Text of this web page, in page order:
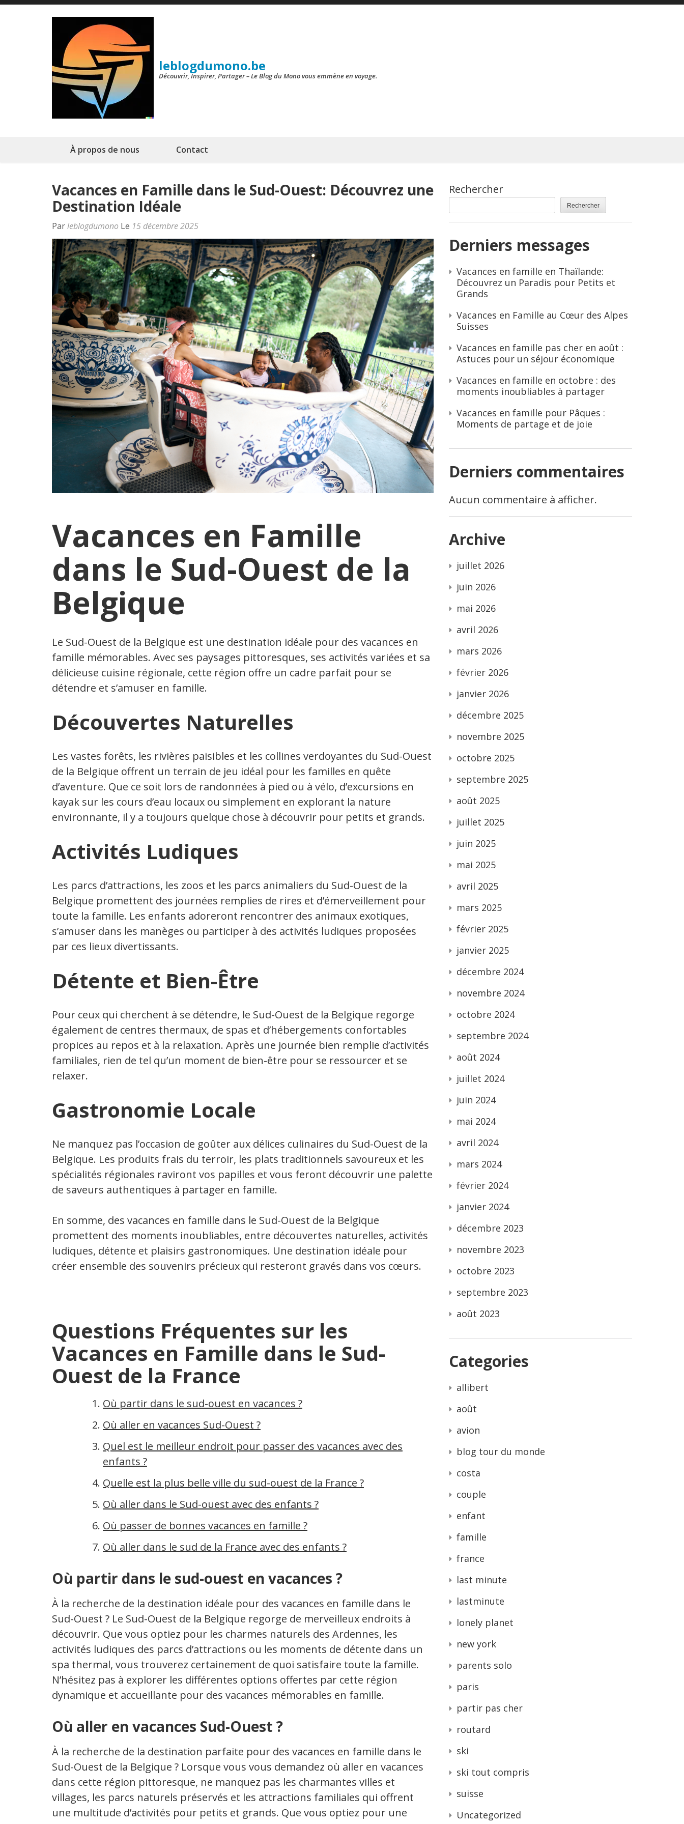
Aller
leblogdumono.be
Découvrir, Inspirer, Partager – Le Blog du Mono vous emmène en voyage.
À propos de nous Contact
Vacances en Famille dans le Sud-Ouest: Découvrez une
Destination Idéale
Parleblogdumono Le 15 décembre 2025
Vacances en Famille
dans le Sud-Ouest de la
Belgique
Le Sud-Ouest de la Belgique est une destination idéale pour des vacances en
famille mémorables. Avec ses paysages pittoresques, ses activités variées et sa
délicieuse cuisine régionale, cette région offre un cadre parfait pour se
détendre et s’amuser en famille.
Découvertes Naturelles
Les vastes forêts, les rivières paisibles et les collines verdoyantes du Sud-Ouest
de la Belgique offrent un terrain de jeu idéal pour les familles en quête
d’aventure. Que ce soit lors de randonnées à pied ou à vélo, d’excursions en
kayak sur les cours d’eau locaux ou simplement en explorant la nature
environnante, il y a toujours quelque chose à découvrir pour petits et grands.
Activités Ludiques
Les parcs d’attractions, les zoos et les parcs animaliers du Sud-Ouest de la
Belgique promettent des journées remplies de rires et d’émerveillement pour
toute la famille. Les enfants adoreront rencontrer des animaux exotiques,
s’amuser dans les manèges ou participer à des activités ludiques proposées
par ces lieux divertissants.
Détente et Bien-Être
Pour ceux qui cherchent à se détendre, le Sud-Ouest de la Belgique regorge
également de centres thermaux, de spas et d’hébergements confortables
propices au repos et à la relaxation. Après une journée bien remplie d’activités
familiales, rien de tel qu’un moment de bien-être pour se ressourcer et se
relaxer.
Gastronomie Locale
Ne manquez pas l’occasion de goûter aux délices culinaires du Sud-Ouest de la
Belgique. Les produits frais du terroir, les plats traditionnels savoureux et les
spécialités régionales raviront vos papilles et vous feront découvrir une palette
de saveurs authentiques à partager en famille.
En somme, des vacances en famille dans le Sud-Ouest de la Belgique
promettent des moments inoubliables, entre découvertes naturelles, activités
ludiques, détente et plaisirs gastronomiques. Une destination idéale pour
créer ensemble des souvenirs précieux qui resteront gravés dans vos cœurs.
Questions Fréquentes sur les
Vacances en Famille dans le Sud-
Ouest de la France
Où partir dans le sud-ouest en vacances ?
Où aller en vacances Sud-Ouest ?
Quel est le meilleur endroit pour passer des vacances avec des
enfants ?
Quelle est la plus belle ville du sud-ouest de la France ?
Où aller dans le Sud-ouest avec des enfants ?
Où passer de bonnes vacances en famille ?
Où aller dans le sud de la France avec des enfants ?
Où partir dans le sud-ouest en vacances ?
À la recherche de la destination idéale pour des vacances en famille dans le
Sud-Ouest ? Le Sud-Ouest de la Belgique regorge de merveilleux endroits à
découvrir. Que vous optiez pour les charmes naturels des Ardennes, les
activités ludiques des parcs d’attractions ou les moments de détente dans un
spa thermal, vous trouverez certainement de quoi satisfaire toute la famille.
N’hésitez pas à explorer les différentes options offertes par cette région
dynamique et accueillante pour des vacances mémorables en famille.
Où aller en vacances Sud-Ouest ?
À la recherche de la destination parfaite pour des vacances en famille dans le
Sud-Ouest de la Belgique ? Lorsque vous vous demandez où aller en vacances
dans cette région pittoresque, ne manquez pas les charmantes villes et
villages, les parcs naturels préservés et les attractions familiales qui offrent
une multitude d’activités pour petits et grands. Que vous optiez pour une
Rechercher
Rechercher
Derniers messages
Vacances en famille en Thaïlande:
Découvrez un Paradis pour Petits et
Grands
Vacances en Famille au Cœur des Alpes
Suisses
Vacances en famille pas cher en août :
Astuces pour un séjour économique
Vacances en famille en octobre : des
moments inoubliables à partager
Vacances en famille pour Pâques :
Moments de partage et de joie
Derniers commentaires
Aucun commentaire à afficher.
Archive
juillet 2026
juin 2026
mai 2026
avril 2026
mars 2026
février 2026
janvier 2026
décembre 2025
novembre 2025
octobre 2025
septembre 2025
août 2025
juillet 2025
juin 2025
mai 2025
avril 2025
mars 2025
février 2025
janvier 2025
décembre 2024
novembre 2024
octobre 2024
septembre 2024
août 2024
juillet 2024
juin 2024
mai 2024
avril 2024
mars 2024
février 2024
janvier 2024
décembre 2023
novembre 2023
octobre 2023
septembre 2023
août 2023
Categories
allibert
août
avion
blog tour du monde
costa
couple
enfant
famille
france
last minute
lastminute
lonely planet
new york
parents solo
paris
partir pas cher
routard
ski
ski tout compris
suisse
Uncategorized